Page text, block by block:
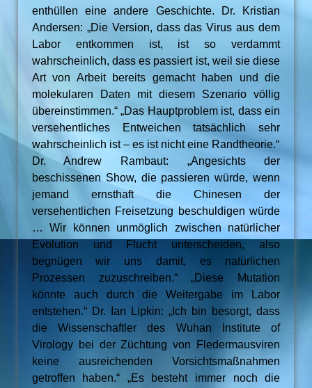
enthüllen eine andere Geschichte. Dr. Kristian
Andersen: „Die Version, dass das Virus aus dem
Labor entkommen ist, ist so verdammt
wahrscheinlich, dass es passiert ist, weil sie diese
Art von Arbeit bereits gemacht haben und die
molekularen Daten mit diesem Szenario völlig
übereinstimmen.“ „Das Hauptproblem ist, dass ein
versehentliches Entweichen tatsächlich sehr
wahrscheinlich ist – es ist nicht eine Randtheorie.“
Dr. Andrew Rambaut: „Angesichts der
beschissenen Show, die passieren würde, wenn
jemand ernsthaft die Chinesen der
versehentlichen Freisetzung beschuldigen würde
… Wir können unmöglich zwischen natürlicher
Evolution und Flucht unterscheiden, also
begnügen wir uns damit, es natürlichen
Prozessen zuzuschreiben.“ „Diese Mutation
könnte auch durch die Weitergabe im Labor
entstehen.“ Dr. Ian Lipkin: „Ich bin besorgt, dass
die Wissenschaftler des Wuhan Institute of
Virology bei der Züchtung von Fledermausviren
keine ausreichenden Vorsichtsmaßnahmen
getroffen haben.“ „Es besteht immer noch die